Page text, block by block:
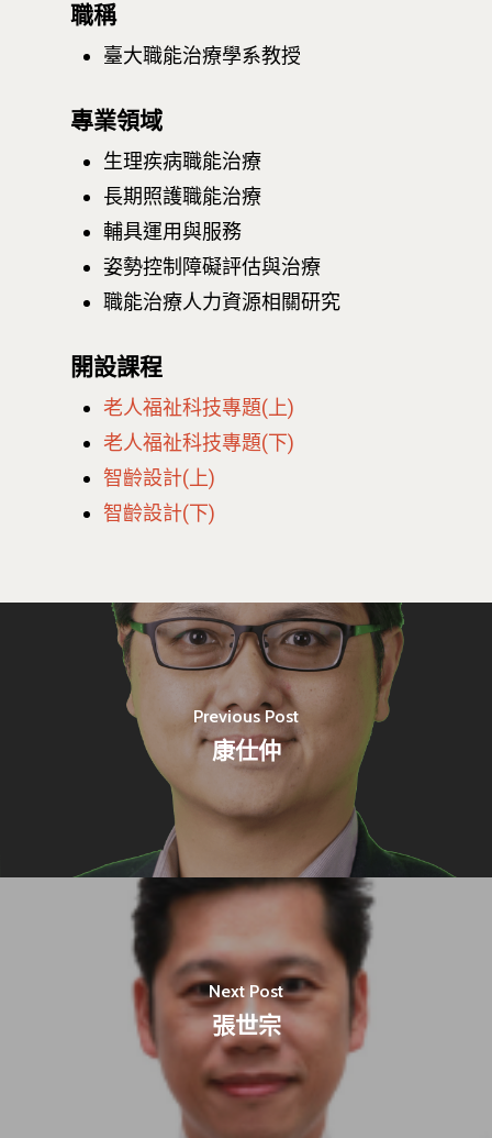
職稱
臺大職能治療學系教授
專業領域
生理疾病職能治療
長期照護職能治療
輔具運用與服務
姿勢控制障礙評估與治療
職能治療人力資源相關研究
開設課程
老人福祉科技專題(上)
老人福祉科技專題(下)
智齡設計(上)
智齡設計(下)
Previous Post
康仕仲
Next Post
張世宗
最新消息
關於我們
學院簡介
相關法規
團隊成員
領域專長
業務單位
創新教育中心
創新領域學士學位學程
創意創業學分學程
相關計畫
跟著董總實習
企業出題X臺大解題
相關表單
D電子報